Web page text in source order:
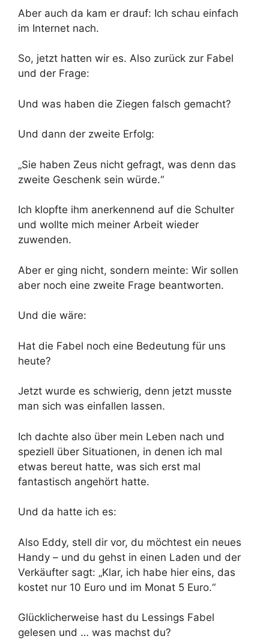
Aber auch da kam er drauf: Ich schau einfach
im Internet nach.
So, jetzt hatten wir es. Also zurück zur Fabel
und der Frage:
Und was haben die Ziegen falsch gemacht?
Und dann der zweite Erfolg:
„Sie haben Zeus nicht gefragt, was denn das
zweite Geschenk sein würde.“
Ich klopfte ihm anerkennend auf die Schulter
und wollte mich meiner Arbeit wieder
zuwenden.
Aber er ging nicht, sondern meinte: Wir sollen
aber noch eine zweite Frage beantworten.
Und die wäre:
Hat die Fabel noch eine Bedeutung für uns
heute?
Jetzt wurde es schwierig, denn jetzt musste
man sich was einfallen lassen.
Ich dachte also über mein Leben nach und
speziell über Situationen, in denen ich mal
etwas bereut hatte, was sich erst mal
fantastisch angehört hatte.
Und da hatte ich es:
Also Eddy, stell dir vor, du möchtest ein neues
Handy – und du gehst in einen Laden und der
Verkäufter sagt: „Klar, ich habe hier eins, das
kostet nur 10 Euro und im Monat 5 Euro.“
Glücklicherweise hast du Lessings Fabel
gelesen und … was machst du?